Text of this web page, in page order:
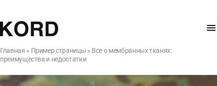
Главная » Пример страницы » Все о мембранных тканях:
преимущества и недостатки